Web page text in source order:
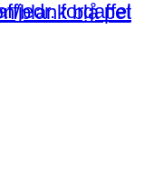
20in mat grøn/blank blå pet